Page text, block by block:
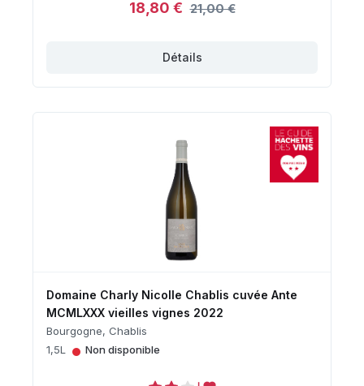
18,80 € 21,00 €
Détails
Domaine Charly Nicolle Chablis cuvée Ante
MCMLXXX vieilles vignes 2022
Bourgogne, Chablis
1,5L
• Non disponible